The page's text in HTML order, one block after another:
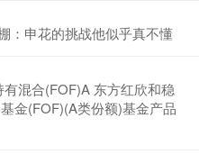
：申花的挑战他似乎真不懂
混合(FOF)A 东方红欣和稳
金(FOF)(A类份额)基金产品